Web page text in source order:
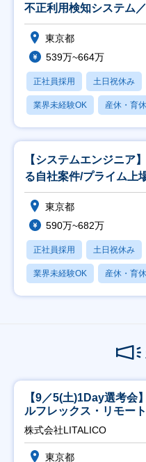
不正利用検知システム
東京都
539万~664万
正社員採用 土日祝休み
業界未経験OK 産休・育
【システムエンジニア
る自社案件/プライム上
東京都
590万~682万
正社員採用 土日祝休み
業界未経験OK 産休・育
【9／5(土)1Day選考会
ルフレックス・リモー
株式会社LITALICO
東京都